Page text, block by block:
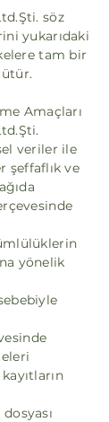
söz
yukarıdaki
tam bir
Amaçları
veriler ile
şeffaflık ve
yönelik